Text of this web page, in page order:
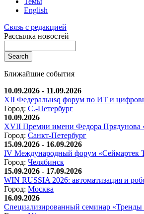
English
Связь с редакцией
Рассылка новостей
Ближайшие события
10.09.2026 - 11.09.2026
XII Федеральнsq форум по ИТ и
Город: С.-Петербург
10.09.2026
XVII Премии имени Федора Прядунова
Город: Санкт-Петербург
15.09.2026 - 16.09.2026
IV Международный форум «Сеймартек
Город: Челябинск
15.09.2026 - 17.09.2026
WIN RUSSIA 2026: автоматизация и
Город: Москва
16.09.2026
Специализированный семинар